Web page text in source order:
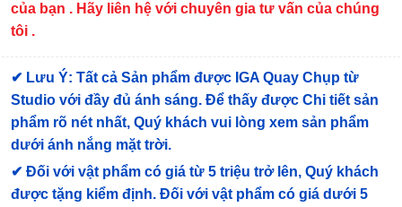
của bạn . Hãy liên hệ với chuyên gia tư vấn của chúng
tôi .
✔ Lưu Ý: Tất cả Sản phẩm được IGA Quay Chụp từ
Studio với đầy đủ ánh sáng. Để thấy được Chi tiết sản
phẩm rõ nét nhất, Quý khách vui lòng xem sản phẩm
dưới ánh nắng mặt trời.
✔ Đối với vật phẩm có giá từ 5 triệu trở lên, Quý khách
được tặng kiểm định. Đối với vật phẩm có giá dưới 5